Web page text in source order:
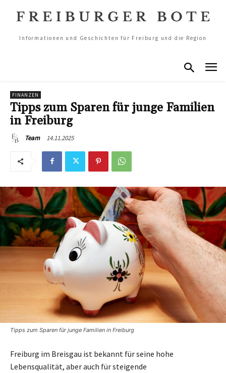
Informationen und Geschichten für Freiburg und die Region
FINANZEN
Tipps zum Sparen für junge Familien
in Freiburg
Team 14.11.2025
Tipps zum Sparen für junge Familien in Freiburg
Freiburg im Breisgau ist bekannt für seine hohe
Lebensqualität, aber auch für steigende